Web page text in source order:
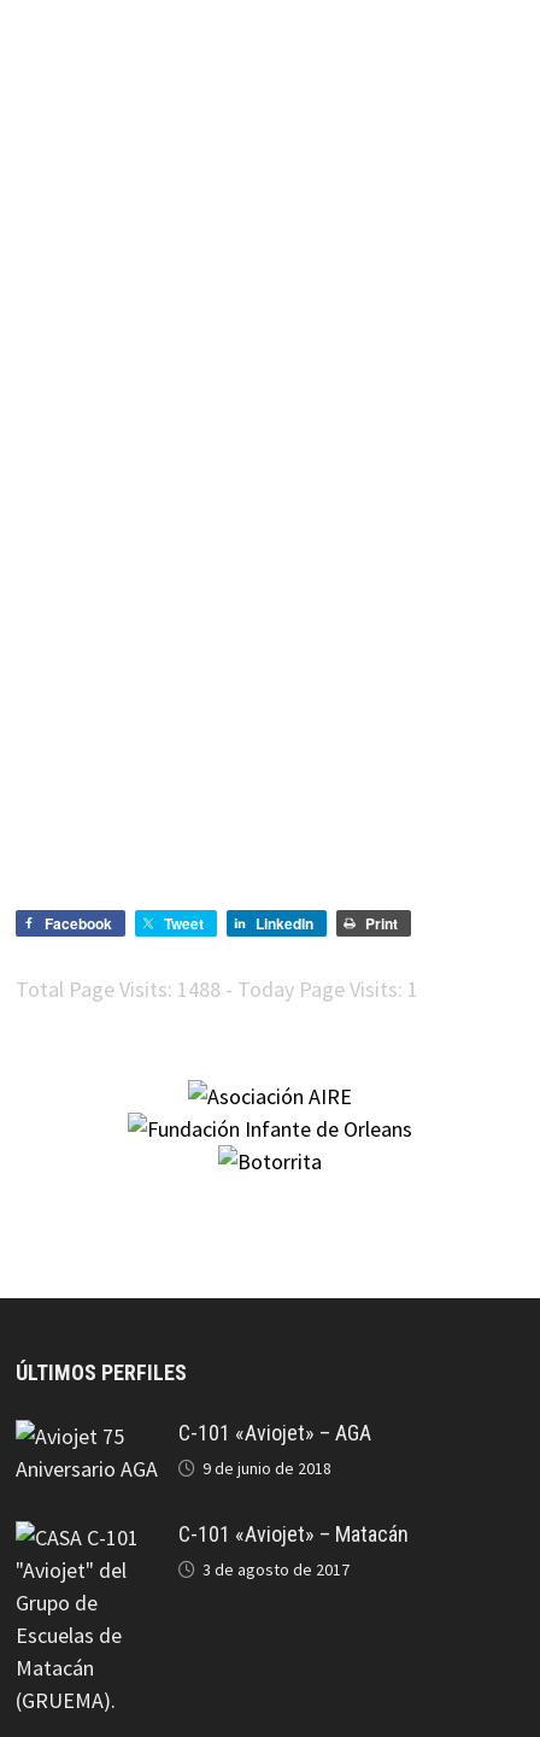
Facebook Tweet LinkedIn Print
Total Page Visits: 1488 - Today Page Visits: 1
ÚLTIMOS PERFILES
C-101 «Aviojet» – AGA
9 de junio de 2018
C-101 «Aviojet» – Matacán
3 de agosto de 2017